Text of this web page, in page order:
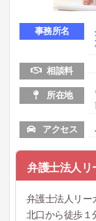
事務所名
相談料
所在地
アクセス
弁護士法人リ
弁護士法人リー
北口から徒歩１